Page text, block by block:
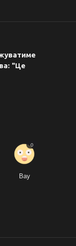
"Це
Вау
0